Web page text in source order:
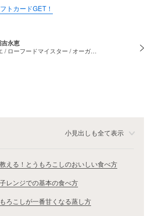
トカードGET！
吉永恵
/ ローフードマイスター / オーガ…
小見出しも全て表示
える！とうもろこしのおいしい食べ方
レンジでの基本の食べ方
ろこしが一番甘くなる蒸し方